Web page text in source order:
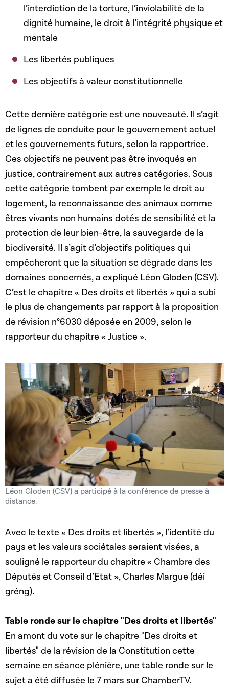
l’interdiction de la torture, l’inviolabilité de la
dignité humaine, le droit à l’intégrité physique et
mentale
Les libertés publiques
Les objectifs à valeur constitutionnelle
Cette dernière catégorie est une nouveauté. Il s’agit
de lignes de conduite pour le gouvernement actuel
et les gouvernements futurs, selon la rapportrice.
Ces objectifs ne peuvent pas être invoqués en
justice, contrairement aux autres catégories. Sous
cette catégorie tombent par exemple le droit au
logement, la reconnaissance des animaux comme
êtres vivants non humains dotés de sensibilité et la
protection de leur bien-être, la sauvegarde de la
biodiversité. Il s’agit d’objectifs politiques qui
empêcheront que la situation se dégrade dans les
domaines concernés, a expliqué Léon Gloden (CSV).
C’est le chapitre « Des droits et libertés » qui a subi
le plus de changements par rapport à la proposition
de révision n°6030 déposée en 2009, selon le
rapporteur du chapitre « Justice ».
Léon Gloden (CSV) a participé à la conférence de presse à
distance.
Avec le texte « Des droits et libertés », l’identité du
pays et les valeurs sociétales seraient visées, a
souligné le rapporteur du chapitre « Chambre des
Députés et Conseil d’Etat », Charles Margue (déi
gréng).
Table ronde sur le chapitre "Des droits et libertés"
En amont du vote sur le chapitre "Des droits et
libertés" de la révision de la Constitution cette
semaine en séance plénière, une table ronde sur le
sujet a été diffusée le 7 mars sur ChamberTV.